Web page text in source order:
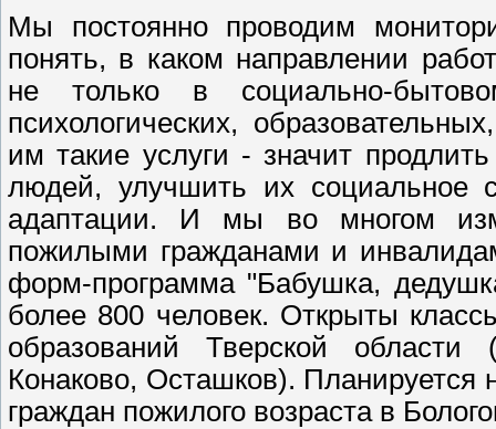
Мы постоянно проводим
понять, в каком направлении
не только в социально-
психологических,
им такие услуги - значит
людей, улучшить их социальное
адаптации. И мы во многом
пожилыми гражданами и
форм-программа "Бабушка,
более 800 человек. Открыты
образований Тверской
Конаково, Осташков). Планируется
граждан пожилого возраста в